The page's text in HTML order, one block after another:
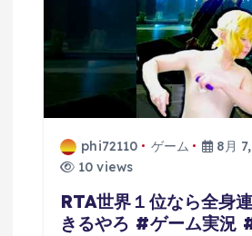
phi72110 ゲーム
8月
10 views
RTA世界１位なら全身
きるやろ #ゲーム実況